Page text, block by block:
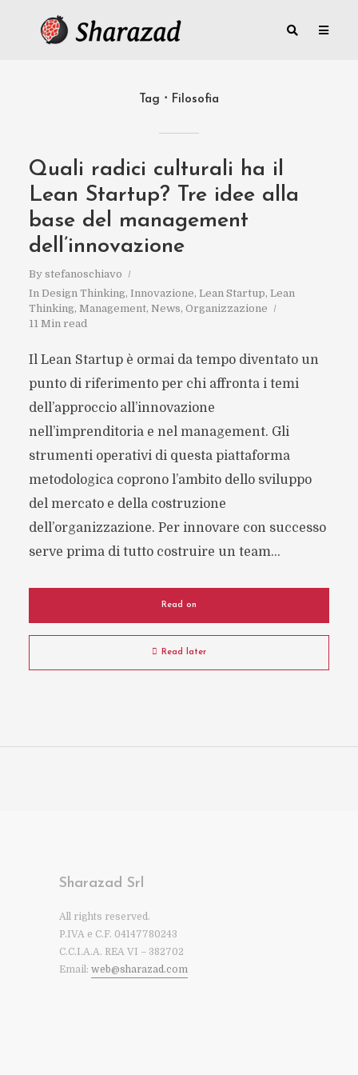
Tag Filosofia
Quali radici culturali ha il
Lean Startup? Tre idee alla
base del management
dell’innovazione
By stefanoschiavo
In Design Thinking, Innovazione, Lean Startup, Lean
Thinking, Management, News, Organizzazione
11 Min read
Il Lean Startup è ormai da tempo diventato un
punto di riferimento per chi affronta i temi
dell’approccio all’innovazione
nell’imprenditoria e nel management. Gli
strumenti operativi di questa piattaforma
metodologica coprono l’ambito dello sviluppo
del mercato e della costruzione
dell’organizzazione. Per innovare con successo
serve prima di tutto costruire un team...
Read on
Read later
Sharazad Srl
All rights reserved.
P.IVA e C.F. 04147780243
C.C.I.A.A. REA VI – 382702
Email: web@sharazad.com